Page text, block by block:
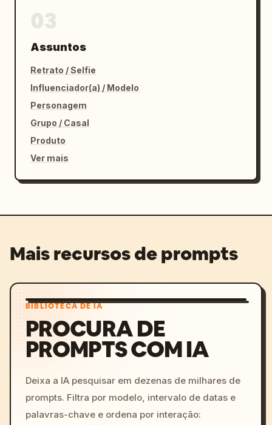
Assuntos
Retrato / Selfie
Influenciador(a) / Modelo
Personagem
Grupo / Casal
Produto
Ver mais
Mais recursos de prompts
BIBLIOTECA DE IA
PROCURA DE
PROMPTS COM IA
Deixa a IA pesquisar em dezenas de milhares de
prompts. Filtra por modelo, intervalo de datas e
palavras-chave e ordena por interação: